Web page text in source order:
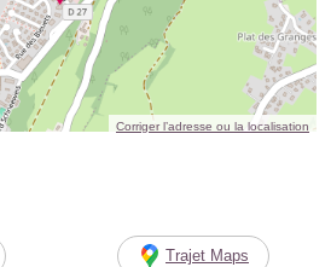
Corriger l’adresse ou la localisation
Trajet Maps